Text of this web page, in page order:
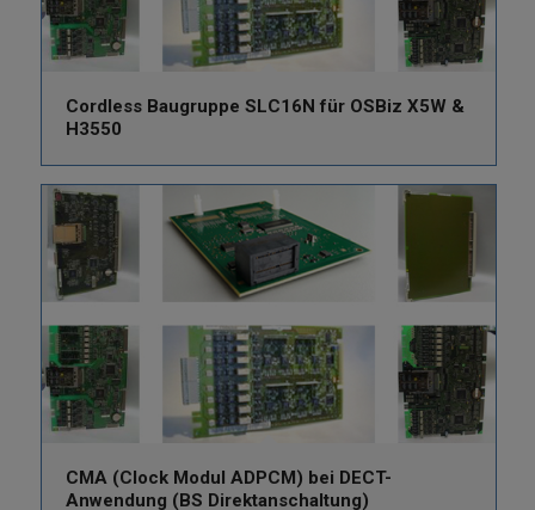
Cordless Baugruppe SLC16N für OSBiz X5W &
H3550
CMA (Clock Modul ADPCM) bei DECT-
Anwendung (BS Direktanschaltung)